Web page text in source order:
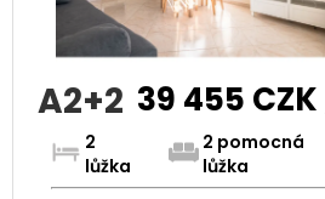
A2+2 39 455 CZK
2
lůžka
2 pomocná
lůžka